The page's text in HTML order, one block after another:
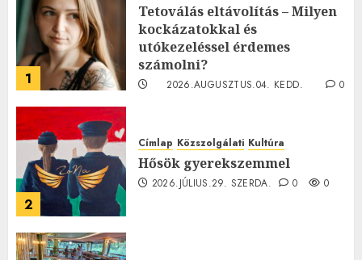
1
Tetoválás eltávolítás – Milyen
kockázatokkal és
utókezeléssel érdemes
számolni?
2026.AUGUSZTUS.04. KEDD.
0
2
Címlap Közszolgálati Kultúra
Hősök gyerekszemmel
2026.JÚLIUS.29. SZERDA. 0 0